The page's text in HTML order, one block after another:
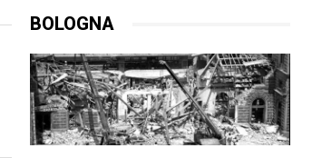
BOLOGNA